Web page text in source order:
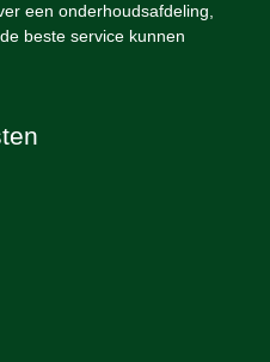
een onderhoudsafdeling,
beste service kunnen